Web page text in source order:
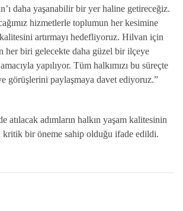
daha yaşanabilir bir yer haline getireceğiz.
hizmetlerle toplumun her kesimine
artırmayı hedefliyoruz. Hilvan için
her biri gelecekte daha güzel bir ilçeye
yapılıyor. Tüm halkımızı bu süreçte
görüşlerini paylaşmaya davet ediyoruz.”
atılacak adımların halkın yaşam kalitesinin
kritik bir öneme sahip olduğu ifade edildi.